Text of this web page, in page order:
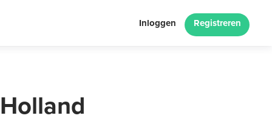
Inloggen Registreren